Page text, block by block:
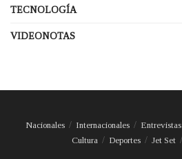
TECNOLOGÍA
VIDEONOTAS
Nacionales Internacionales Entrevistas
Cultura
Deportes Jet Set